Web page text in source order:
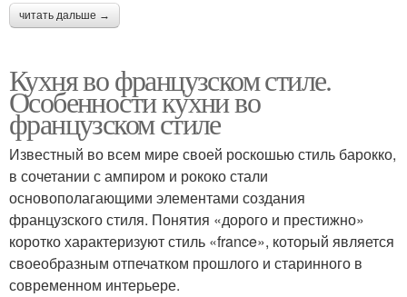
читать дальше →
Кухня во французском стиле.
Особенности кухни во
французском стиле
Известный во всем мире своей роскошью стиль барокко,
в сочетании с ампиром и рококо стали
основополагающими элементами создания
французского стиля. Понятия «дорого и престижно»
коротко характеризуют стиль «france», который является
своеобразным отпечатком прошлого и старинного в
современном интерьере.